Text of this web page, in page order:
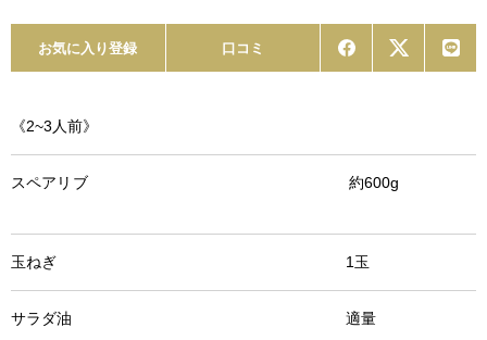
お気に入り登録 口コミ
《2~3人前》
スペアリブ 約600g
玉ねぎ 1玉
サラダ油 適量